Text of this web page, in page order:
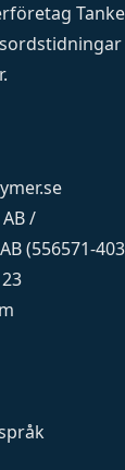
.
/
(556571-